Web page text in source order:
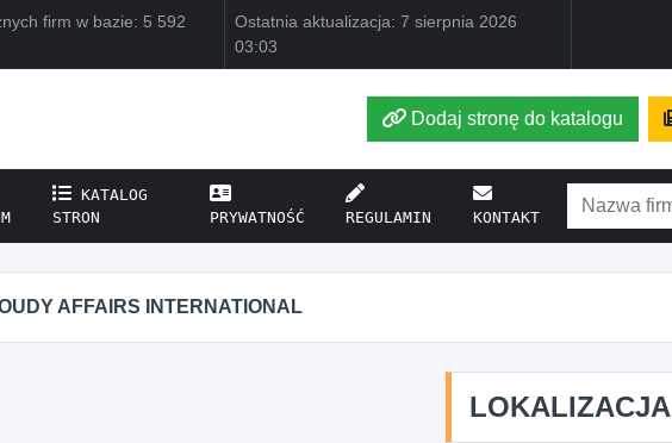
firm w bazie: 5 592
Ostatnia aktualizacja: 7 sierpnia 2026
03:03
Dodaj stronę do katalogu
KATALOG
STRON
PRYWATNOŚĆ REGULAMIN KONTAKT
INTERNATIONAL
LOKALIZACJA